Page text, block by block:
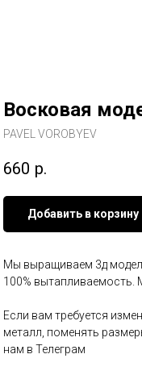
Восковая
PAVEL VOROBYEV
660 р.
Добавить в корзину
Мы выращиваем 3д
100% вытапливаемость.
Если вам требуется
металл, поменять
нам в Телеграм